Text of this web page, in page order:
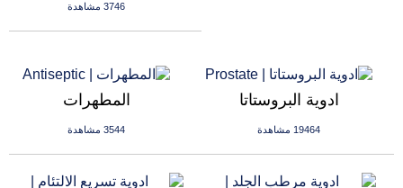
3746 مشاهدة
المطهرات
3544 مشاهدة
ادوية البروستاتا
19464 مشاهدة